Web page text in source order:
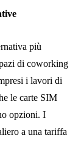
più
di coworking
i lavori di
le carte SIM
opzioni. I
a una tariffa